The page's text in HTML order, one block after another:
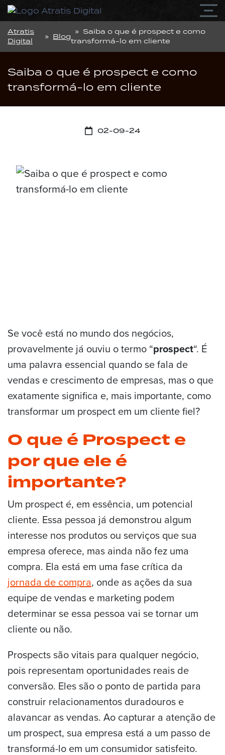
Atratis
Digital
» Blog
» Saiba o que é prospect e como
transformá-lo em cliente
Saiba o que é prospect e como
transformá-lo em cliente
02-09-24
Se você está no mundo dos negócios,
provavelmente já ouviu o termo “prospect“. É
uma palavra essencial quando se fala de
vendas e crescimento de empresas, mas o que
exatamente significa e, mais importante, como
transformar um prospect em um cliente fiel?
O que é Prospect e
por que ele é
importante?
Um prospect é, em essência, um potencial
cliente. Essa pessoa já demonstrou algum
interesse nos produtos ou serviços que sua
empresa oferece, mas ainda não fez uma
compra. Ela está em uma fase crítica da
jornada de compra, onde as ações da sua
equipe de vendas e marketing podem
determinar se essa pessoa vai se tornar um
cliente ou não.
Prospects são vitais para qualquer negócio,
pois representam oportunidades reais de
conversão. Eles são o ponto de partida para
construir relacionamentos duradouros e
alavancar as vendas. Ao capturar a atenção de
um prospect, sua empresa está a um passo de
transformá-lo em um consumidor satisfeito.